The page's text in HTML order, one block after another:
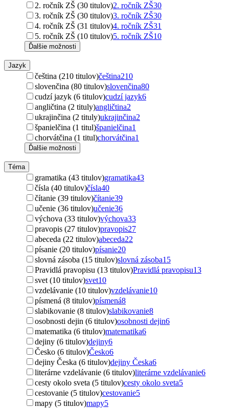
2. ročník ZŠ (30 titulov)2. ročník ZŠ30
3. ročník ZŠ (30 titulov)3. ročník ZŠ30
4. ročník ZŠ (31 titulov)4. ročník ZŠ31
5. ročník ZŠ (10 titulov)5. ročník ZŠ10
Ďalšie možnosti
Jazyk
čeština (210 titulov)čeština210
slovenčina (80 titulov)slovenčina80
cudzí jazyk (6 titulov)cudzí jazyk6
angličtina (2 tituly)angličtina2
ukrajinčina (2 tituly)ukrajinčina2
španielčina (1 titul)španielčina1
chorvátčina (1 titul)chorvátčina1
Ďalšie možnosti
Téma
gramatika (43 titulov)gramatika43
čísla (40 titulov)čísla40
čítanie (39 titulov)čítanie39
učenie (36 titulov)učenie36
výchova (33 titulov)výchova33
pravopis (27 titulov)pravopis27
abeceda (22 titulov)abeceda22
písanie (20 titulov)písanie20
slovná zásoba (15 titulov)slovná zásoba15
Pravidlá pravopisu (13 titulov)Pravidlá pravopisu13
svet (10 titulov)svet10
vzdelávanie (10 titulov)vzdelávanie10
písmená (8 titulov)písmená8
slabikovanie (8 titulov)slabikovanie8
osobnosti dejin (6 titulov)osobnosti dejin6
matematika (6 titulov)matematika6
dejiny (6 titulov)dejiny6
Česko (6 titulov)Česko6
dejiny Česka (6 titulov)dejiny Česka6
literárne vzdelávanie (6 titulov)literárne vzdelávanie6
cesty okolo sveta (5 titulov)cesty okolo sveta5
cestovanie (5 titulov)cestovanie5
mapy (5 titulov)mapy5